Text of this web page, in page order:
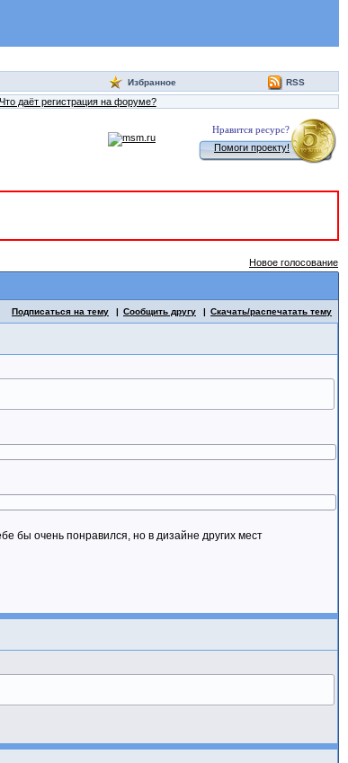
Избранное RSS
Что даёт регистрация на форуме?
Нравится ресурс?
Помоги проекту!
Новое голосование
Подписаться на тему Сообщить другу Скачать/распечатать тему
бы очень понравился, но в дизайне других мест